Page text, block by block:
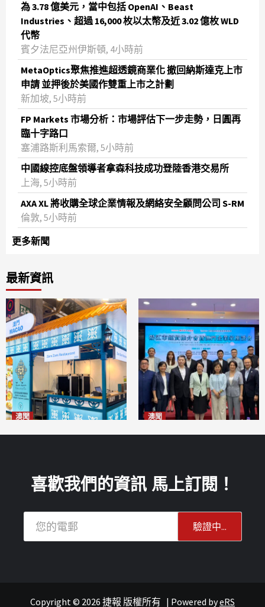
為 3.78 億美元，當中包括 OpenAI、Beast
Industries、超過 16,000 枚以太幣及近 3.02 億枚 WLD
代幣
賓夕法尼亞州伊斯頓, 4小時前
MetaOptics聚焦推進超透鏡商業化 撤回納斯達克上市
申請 並押後於美國作雙重上市之計劃
新加坡, 5小時前
FP Markets 市場分析：市場評估下一步走勢，日圓再
臨十字路口
塞浦路斯利馬索爾, 5小時前
中國線控底盤領導者拿森科技成功登陸香港交易所
上海, 5小時前
AXA XL 將收購全球企業情報及網絡安全顧問公司 S-RM
倫敦, 5小時前
更多新聞
最新資訊
澳聞 澳聞
喜歡我們的資訊 馬上訂閱！
Copyright © 2026 捷報 版權所有 | Powered byeRS